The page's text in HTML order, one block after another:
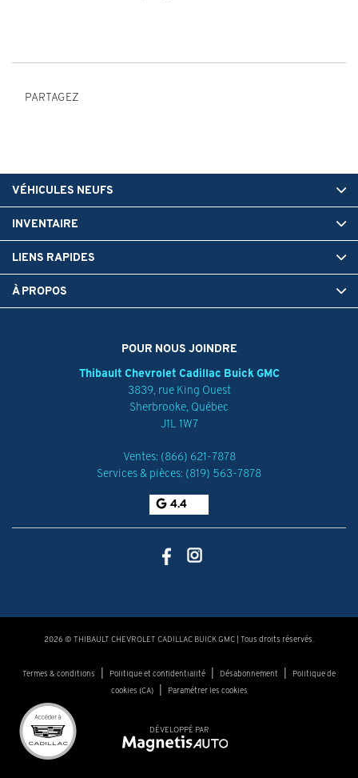
PARTAGEZ
POUR NOUS JOINDRE
Thibault Chevrolet Cadillac Buick GMC
3839, rue King Ouest
Sherbrooke, Québec
J1L 1W7
Ventes: (866) 621-7878
Services & pièces: (819) 563-7878
4.4
VÉHICULES NEUFS
INVENTAIRE
LIENS RAPIDES
À PROPOS
2026 © THIBAULT CHEVROLET CADILLAC BUICK GMC | Tous droits réservés.
Termes & conditions | Politique et confidentialité | Désabonnement |
Politique de
cookies (CA)| Paramétrer les cookies
DÉVELOPPÉ PAR